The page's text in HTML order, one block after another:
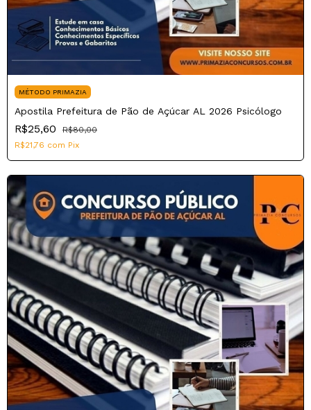
MÉTODO PRIMAZIA
Apostila Prefeitura de Pão de Açúcar AL 2026 Psicólogo
R$25,60
R$80,00
R$21,76 com Pix